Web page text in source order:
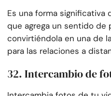
Es una forma significativa
que agrega un sentido de
convirtiéndola en una de
para las relaciones a
32. Intercambio de